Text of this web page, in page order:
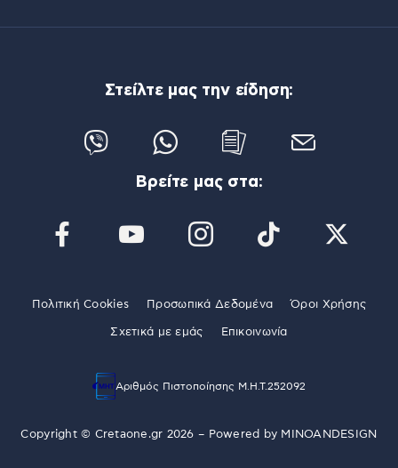
Στείλτε μας την είδηση:
Βρείτε μας στα:
Πολιτική Cookies Προσωπικά Δεδομένα Όροι Χρήσης
Σχετικά με εμάς Επικοινωνία
Αριθμός Πιστοποίησης Μ.Η.Τ.252092
Copyright © Cretaone.gr 2026 – Powered by MINOANDESIGN